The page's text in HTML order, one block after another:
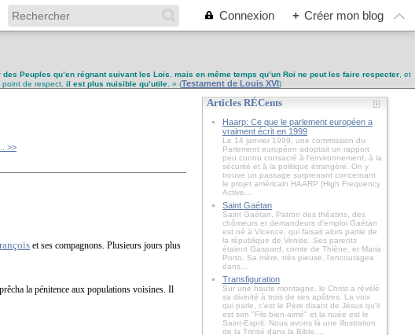
Connexion + Créer mon blog
Peuples qu’en régnant suivant les Lois mais en même temps qu’un Roi ne peut les faire respecter, et
point de respect, il est plus nuisible qu’utile . » (Testament de Louis XVI)
>>
et ses compagnons. Plusieurs jours plus
la pénitence aux populations voisines. Il
Articles RÉCents
Haarp: Ce que le parlement européen a
vraiment écrit en 1999
Le 14 janvier 1999, une commission du
Parlement européen adoptait un rapport
peu connu consacré à l'environnement, à la
sécurité et à la politique étrangère. On y
trouve un passage surprenant concernant
le projet américain HAARP (High Frequency
Active...
Saint Gaétan
Saint Gaétan, Patron des théatins, des
chômeurs et demandeurs d'emploi Gaétan
est né à Vicence, qui faisait alors partie de
la république de Venise. Ses parents
étaient Gaspard, comte de Thiène, et Maria
Porto. Sa mère, très pieuse, l'encouragea
dans...
Transfiguration
Sur une haute montagne, le Christ a révélé
sa divinité à trois de ses apôtres. La voix
qui parle, c'est le Père disant de Jésus qu'il
est son "Fils bien-aimé" et la nuée est le
Saint-Esprit. Nous avons là une illustration
de la Trinité dans la Bible....